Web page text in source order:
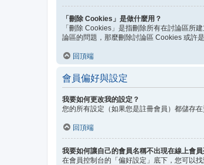
「刪除 Cookies」是做什麼用？
「刪除 Cookies」是指刪除所有在討論區所
論區的問題，那麼刪除討論區 Cookies 或許是
回頂端
會員偏好與設定
我要如何更改我的設定？
您的所有設定（如果您是註冊會員）都儲存
回頂端
我要如何讓自己的會員名稱不出現在線上會員
在會員控制台的「偏好設定」底下，您可以找